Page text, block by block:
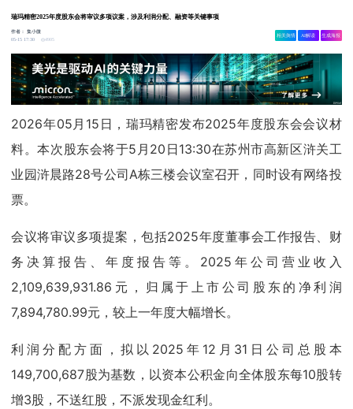
瑞玛精密2025年度股东会将审议多项议案，涉及利润分配、融资等关键事项
作者：集小微
05-15 17:30
4905
相关舆情 AI解读 生成海报
2026年05月15日，瑞玛精密发布2025年度股东会会议材
料。本次股东会将于5月20日13:30在苏州市高新区浒关工
业园浒晨路28号公司A栋三楼会议室召开，同时设有网络投
票。
会议将审议多项提案，包括2025年度董事会工作报告、财
务决算报告、年度报告等。2025年公司营业收入
2,109,639,931.86元，归属于上市公司股东的净利润
7,894,780.99元，较上一年度大幅增长。
利润分配方面，拟以2025年12月31日公司总股本
149,700,687股为基数，以资本公积金向全体股东每10股转
增3股，不送红股，不派发现金红利。